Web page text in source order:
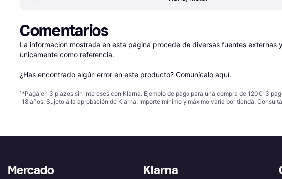
Comentarios
La información mostrada en esta página procede de diversas fuentes externas
únicamente como referencia.
¿Has encontrado algún error en este producto? Comunícalo aquí.
¹*Paga en 3 plazos sin intereses con Klarna. Ejemplo de pago para una compra de 120€: 3
18 años. Sujeto a la aprobación de Klarna. Importe mínimo y máximo varía por tienda.
Klarna
Mercado